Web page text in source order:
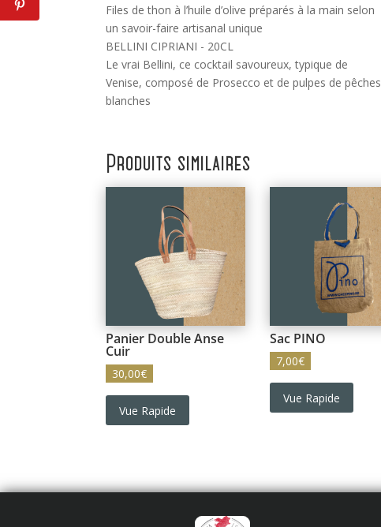
Files de thon à l’huile d’olive préparés à la main selon
un savoir-faire artisanal unique
BELLINI CIPRIANI - 20CL
Le vrai Bellini, ce cocktail savoureux, typique de
Venise, composé de Prosecco et de pulpes de pêches
blanches
Produits similaires
Panier Double Anse
Cuir
30,00€
Vue Rapide
Sac PINO
7,00€
Vue Rapide